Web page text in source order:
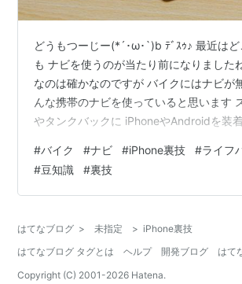
どうもつーじー(*´･ω･`)b ﾃﾞｽｩ♪ 最近は
も ナビを使うのが当たり前になりました
なのは確かなのですが バイクにはナビが
んな携帯のナビを使っていると思います
やタンクバックに iPhoneやAndroidを装
す。 しかし、問題が一つ。 充電です。 夏
発熱して 以上な暑さになってしまいます
いき、そこに 通話など同時にしてしまう
使う為 出来る限り充電のへた…
#バイク #ナビ #iPhone裏技 #ライフ
#豆知識 #裏技
はてなブログ > 未指定 > iPhone裏技
はてなブログ タグとは
ヘルプ 開発ブログ
はて
Copyright (C) 2001-2026 Hatena.